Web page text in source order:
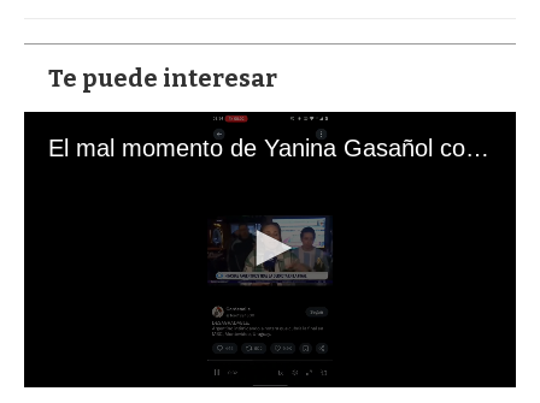
Te puede interesar
El mal momento de Yanina Gasañol con un hincha argentino en "Subrayado"